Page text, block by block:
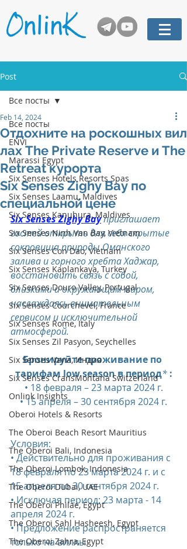
Post
Все посты
ENVI
Marassi Egypt
Six Senses Hotels Resorts Spas
Six Senses Laamu, Maldives
Six Senses Kanuhura, Maldives
Six Senses Ninh Van Bay, Vietnam
Six Senses Con Dao, Vietnam
Six Senses Kaplankaya, Turkey
Six Senses Douro Valley, Portugal
Six Senses Courchevel, France
Six Senses Rome, Italy
Six Senses Zil Pasyon, Seychelles
Six Senses Vana, Индия
Six Senses CransMontana Switzerland
Onlink Insights
Oberoi Hotels & Resorts
The Oberoi Beach Resort Mauritius
The Oberoi Bali, Indonesia
The Oberoi Lombok, Indonesia
The Oberoi Dubai, UAE
The Oberoi Philae, Egypt
The Oberoi Sahl Hasheesh, Egypt
The Oberoi Zahra, Egypt
Все посты
Отдохните на роскошных вил
лах The Private Reserve и The
Retreat курорта
Six Senses Zighy Bay по
специальной цене
Feb 14, 2024
Six Senses Zighy Bay приглашает
гостей открыть для себя скрытые
сокровища природы Оманского
залива и горного хребта Хаджар,
восстановить связь с собой,
близкими и окружающим миром,
наслаждаясь внимательным
сервисом и исключительной
атмосферой.
Бронируйте проживание по
тарифам low season в период* :
• 18 февраля – 23 марта 2024 г.
• 15 апреля – 30 сентября 2024 г.
Условия:
• Действительно для проживания с
18 февраля по 23 марта 2024 г. и с
15 апреля по 30 сентября 2024 г.
• Исключая период: 23 марта - 14
апреля 2024 г.
• Предложение распространяется
только на виллы